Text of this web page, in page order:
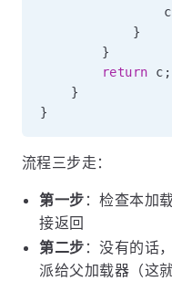
                c
}
}
return c ;
}
}
流程三步走：
第一步 ：检查本加
接返回
第二步 ：没有的话
派给父加载器（这